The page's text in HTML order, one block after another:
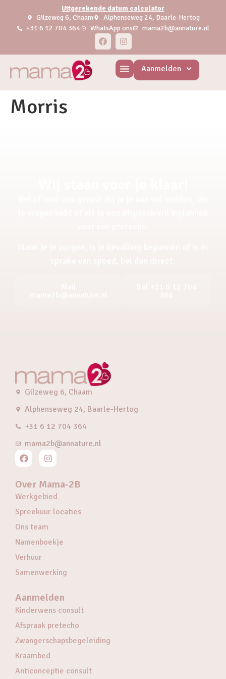
Uitgerekende datum calculator
Gilzeweg 6, Chaam
Alphenseweg 24, Baarle-Hertog
+31 6 12 704 364
WhatsApp ons mama2b@annature.nl
Aanmelden
Morris
Gilzeweg 6, Chaam
Alphenseweg 24, Baarle-Hertog
+31 6 12 704 364
mama2b@annature.nl
Over Mama-2B
Werkgebied
Spreekuur locaties
Ons team
Namenboekje
Verhuur
Samenwerking
Aanmelden
Kinderwens consult
Afspraak pretecho
Zwangerschapsbegeleiding
Kraambed
Anticonceptie consult